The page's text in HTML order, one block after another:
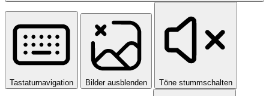
Tastaturnavigation Bilder ausblenden Töne stummschalten